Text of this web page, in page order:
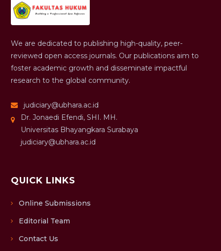
We are dedicated to publishing high-quality, peer-
reviewed open access journals. Our publications aim to
foster academic growth and disseminate impactful
research to the global community.
judiciary@ubhara.ac.id
Dr. Jonaedi Efendi, SHI. MH.
Universitas Bhayangkara Surabaya
judiciary@ubhara.ac.id
QUICK LINKS
Online Submissions
Editorial Team
Contact Us